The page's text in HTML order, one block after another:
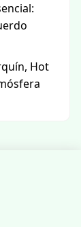
Hot